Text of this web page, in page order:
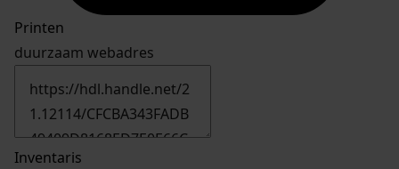
Printen
duurzaam webadres
Inventaris